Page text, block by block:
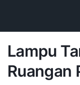
Lampu
Ruangan